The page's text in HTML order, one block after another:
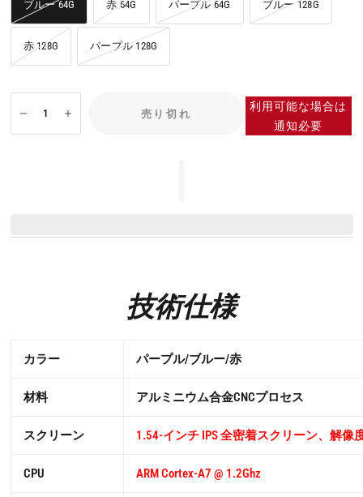
ブルー 64G 赤 64G パープル 64G ブルー 128G
赤 128G パープル 128G
売り切れ
利用可能な場合は
通知必要
技術仕様
カラー パープル/ブルー/赤
材料 アルミニウム合金CNCプロセス
スクリーン 1.54-インチ IPS 全密着スクリーン、解像
CPU ARM Cortex-A7 @ 1.2Ghz